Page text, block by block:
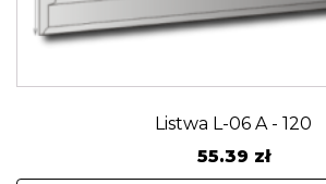
Listwa L-06 A - 120
55.39 zł